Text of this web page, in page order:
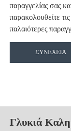
παραγγελίας σας
παρακολουθείτε τις
παλαιότερες
ΣΥΝΈΧΕΙΑ
Γλυκιά